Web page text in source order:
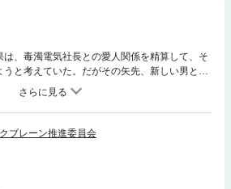
は、毒濁電気社長との愛人関係を精算して、そ
と考えていた。だがその矢先、新しい男と一
られ、手切れ金をフイにしてしまう。これでは
・鐘野に泣きつく京果。調べてみると、京果の
探偵社や毒濁とグルだったことが分かり……
ブレーン推進委員会